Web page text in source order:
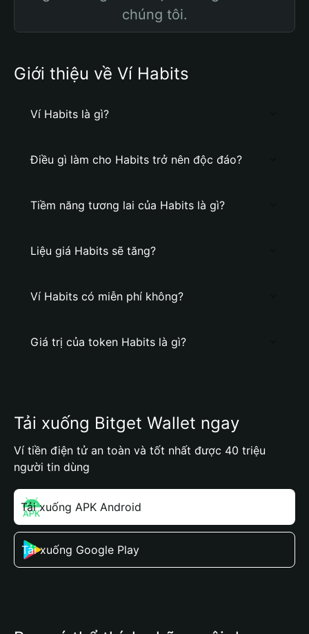
chúng tôi.
Giới thiệu về Ví Habits
Ví Habits là gì?
Điều gì làm cho Habits trở nên độc đáo?
Tiềm năng tương lai của Habits là gì?
Liệu giá Habits sẽ tăng?
Ví Habits có miễn phí không?
Giá trị của token Habits là gì?
Tải xuống Bitget Wallet ngay
Ví tiền điện tử an toàn và tốt nhất được 40 triệu
người tin dùng
Tải xuống APK Android
Tải xuống Google Play